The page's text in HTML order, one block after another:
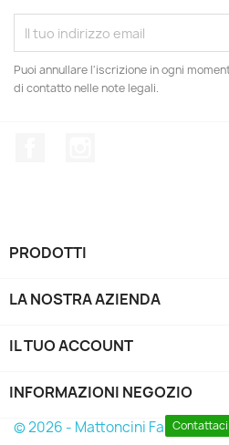
Puoi annullare l'iscrizione in ogni
di contatto nelle note legali.
PRODOTTI
LA NOSTRA AZIENDA
IL TUO ACCOUNT
INFORMAZIONI NEGOZIO
© 2026 - Mattoncini Famosi